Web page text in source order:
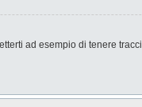
ad esempio di tenere